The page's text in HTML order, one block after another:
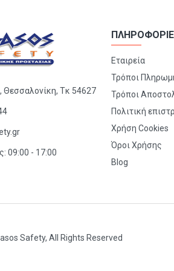
Θεσσαλονίκη, Τκ 54627
09:00 - 17:00
Εταιρεία
Τρόποι
Τρόποι
Πολιτική
Χρήση Cookies
Όροι Χρήσης
Blog
Safety, All Rights Reserved